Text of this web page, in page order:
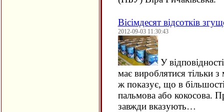
Вісімдесят відсотків
2012-09-03 11:30:43
У
має вироблятися тільки
ж показує, що в
пальмова або кокосова.
завжди вказують…